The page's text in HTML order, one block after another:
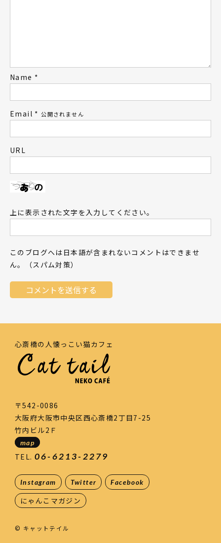
Name *
Email * 公開されません
URL
上に表示された文字を入力してください。
このブログへは日本語が含まれないコメントはできませ
ん。（スパム対策）
心斎橋の人懐っこい猫カフェ
〒542-0086
大阪府大阪市中央区西心斎橋2丁目7-25
竹内ビル2Ｆ
map
TEL. 06-6213-2279
Instagram Twitter Facebook
にゃんこマガジン
© キャットテイル